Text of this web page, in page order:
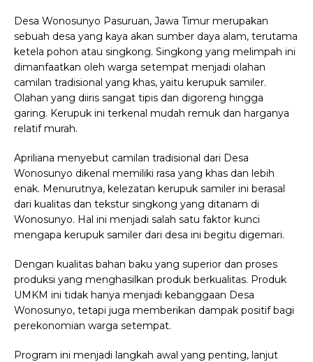
Desa Wonosunyo Pasuruan, Jawa Timur merupakan
sebuah desa yang kaya akan sumber daya alam, terutama
ketela pohon atau singkong. Singkong yang melimpah ini
dimanfaatkan oleh warga setempat menjadi olahan
camilan tradisional yang khas, yaitu kerupuk samiler.
Olahan yang diiris sangat tipis dan digoreng hingga
garing. Kerupuk ini terkenal mudah remuk dan harganya
relatif murah.
Apriliana menyebut camilan tradisional dari Desa
Wonosunyo dikenal memiliki rasa yang khas dan lebih
enak. Menurutnya, kelezatan kerupuk samiler ini berasal
dari kualitas dan tekstur singkong yang ditanam di
Wonosunyo. Hal ini menjadi salah satu faktor kunci
mengapa kerupuk samiler dari desa ini begitu digemari.
Dengan kualitas bahan baku yang superior dan proses
produksi yang menghasilkan produk berkualitas. Produk
UMKM ini tidak hanya menjadi kebanggaan Desa
Wonosunyo, tetapi juga memberikan dampak positif bagi
perekonomian warga setempat.
Program ini menjadi langkah awal yang penting, lanjut